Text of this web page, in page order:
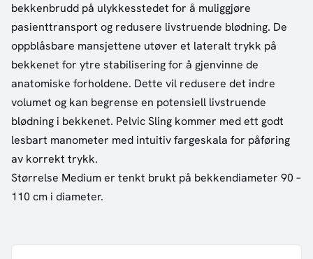
bekkenbrudd på ulykkesstedet for å muliggjøre
pasienttransport og redusere livstruende blødning. De
oppblåsbare mansjettene utøver et lateralt trykk på
bekkenet for ytre stabilisering for å gjenvinne de
anatomiske forholdene. Dette vil redusere det indre
volumet og kan begrense en potensiell livstruende
blødning i bekkenet. Pelvic Sling kommer med ett godt
lesbart manometer med intuitiv fargeskala for påføring
av korrekt trykk.
Størrelse Medium er tenkt brukt på bekkendiameter 90 –
110 cm i diameter.